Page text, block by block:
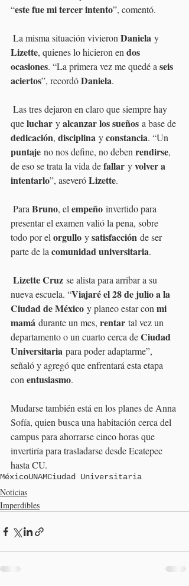
“este fue mi tercer intento”, comentó.
La misma situación vivieron Daniela y
Lizette, quienes lo hicieron en dos
ocasiones. “La primera vez me quedé a seis
aciertos”, recordó Daniela.
que luchar y alcanzar los sueños a base de
dedicación, disciplina y constancia. “Un
puntaje no nos define, no deben rendirse,
de eso se trata la vida de fallar y volver a
intentarlo”, aseveró Lizette.
Para Bruno, el empeño invertido para
presentar el examen valió la pena, sobre
todo por el orgullo y satisfacción de ser
parte de la comunidad universitaria.
Lizette Cruz se alista para arribar a su
nueva escuela. “Viajaré el 28 de julio a la
Ciudad de México y planeo estar con mi
mamá durante un mes, rentar tal vez un
departamento o un cuarto cerca de Ciudad
Universitaria para poder adaptarme”,
señaló y agregó que enfrentará esta etapa
con entusiasmo.
Mudarse también está en los planes de Anna
Sofía, quien busca una habitación cerca del
campus para ahorrarse cinco horas que
invertiría para trasladarse desde Ecatepec
hasta CU.
MéxicoUNAMCiudad Universitaria
Noticias
Imperdibles